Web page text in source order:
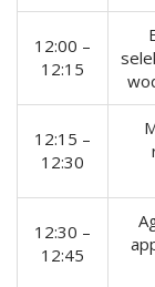
12:00 –
12:15
12:15 –
12:30
12:30 –
12:45